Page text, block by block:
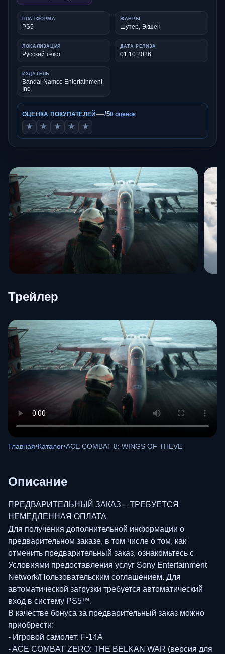
ПЛАТФОРМА
PS5
ЖАНРЫ
Шутер, Экшен
ЛОКАЛИЗАЦИЯ
Русский текст
ДАТА РЕЛИЗА
01.10.2026
ИЗДАТЕЛЬ
Bandai Namco Entertainment
Inc.
ОЦЕНКА ПОКУПАТЕЛЕЙ—/50 оценок
★ ★ ★ ★ ★
Трейлер
Главная•Каталог•ACE COMBAT 8: WINGS OF THEVE
Описание
ПРЕДВАРИТЕЛЬНЫЙ ЗАКАЗ – ТРЕБУЕТСЯ
НЕМЕДЛЕННАЯ ОПЛАТА
Для получения дополнительной информации о
предварительном заказе, в том числе о том, как
отменить предварительный заказ, ознакомьтесь с
Условиями предоставления услуг Sony Entertainment
Network/Пользовательским соглашением. Для
автоматической загрузки требуется автоматический
вход в систему PS5™.
В качестве бонуса за предварительный заказ можно
приобрести:
- Игровой самолет: F-14A
- ACE COMBAT ZERO: THE BELKAN WAR (версия для